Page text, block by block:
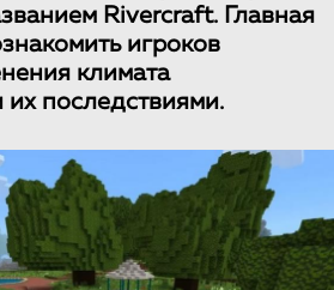
Rivercraft. Главная
игроков
климата
последствиями.